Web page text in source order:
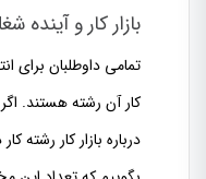
بازار کار و آینده
تمامی داوطلبان برای
کار آن رشته هستند.
درباره بازار کار رشته